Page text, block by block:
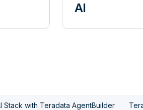
AI
Stack with Teradata AgentBuilder